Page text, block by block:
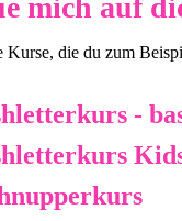
mich auf
Kurse, die du zum
-